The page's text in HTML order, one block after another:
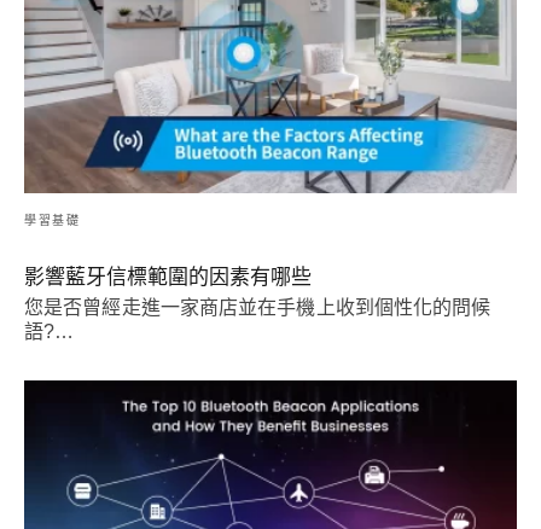
學習基礎
影響藍牙信標範圍的因素有哪些
您是否曾經走進一家商店並在手機上收到個性化的問候
語?…